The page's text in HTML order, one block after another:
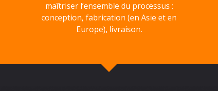
maîtriser l’ensemble du processus :
conception, fabrication (en Asie et en
Europe), livraison.